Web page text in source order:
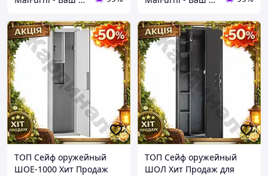
ТОП Сейф оружейный
ШОЕ-1000 Хит Продаж
ТОП Сейф оружейный
ШОЛ Хит Продаж для